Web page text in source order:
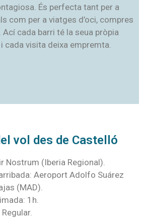
És perfecta tant per a
com per a viatges d’oci, compres
cada barri té la seua pròpia
cada visita deixa empremta.
vol des de Castelló
Nostrum (Iberia Regional).
Aeroport Adolfo Suárez
(MAD).
1h.